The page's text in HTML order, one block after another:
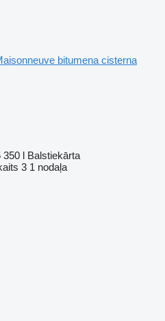
bitumena cisterna
350 l Balstiekārta
3 1 nodaļa